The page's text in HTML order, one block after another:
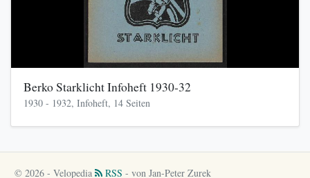
Berko Starklicht Infoheft 1930-32
1930 - 1932, Infoheft, 14 Seiten
© 2026 - Velopedia RSS - von Jan-Peter Zurek